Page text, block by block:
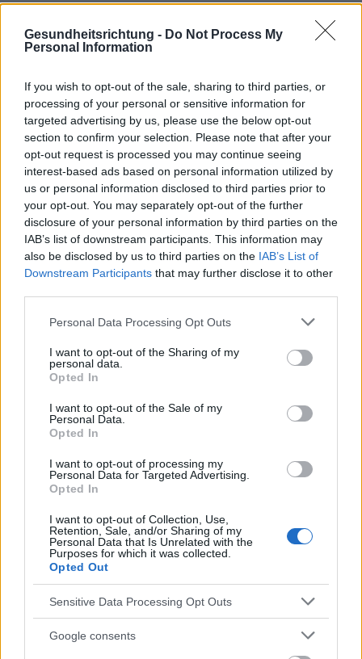
Gesundheitsrichtung - Do Not Process My
Personal Information
If you wish to opt-out of the sale, sharing to third parties, or
processing of your personal or sensitive information for
targeted advertising by us, please use the below opt-out
section to confirm your selection. Please note that after your
opt-out request is processed you may continue seeing
interest-based ads based on personal information utilized by
us or personal information disclosed to third parties prior to
your opt-out. You may separately opt-out of the further
disclosure of your personal information by third parties on the
IAB’s list of downstream participants. This information may
also be disclosed by us to third parties on the IAB’s List of
Downstream Participants that may further disclose it to other
Please note that this website/app uses one or more Google
not limited to your visit or usage behaviour. You may click to
grant or deny consent to Google and its third-party tags to
use your data for below specified purposes in below Google
consent section.
Personal Data Processing Opt Outs
I want to opt-out of the Sharing of my
personal data.
Opted In
I want to opt-out of the Sale of my
Personal Data.
Opted In
I want to opt-out of processing my
Personal Data for Targeted Advertising.
Opted In
I want to opt-out of Collection, Use,
Retention, Sale, and/or Sharing of my
Personal Data that Is Unrelated with the
Purposes for which it was collected.
Opted Out
Sensitive Data Processing Opt Outs
Google consents
HAUT
Juckende Haut und Angstzustände - was
können diese Probleme miteinander zu tun
haben?
‹ ›
Werbung: